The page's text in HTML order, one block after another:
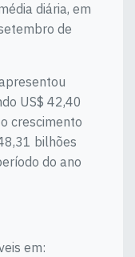
diária, em
de
US$ 42,40
crescimento
bilhões
do ano
em: